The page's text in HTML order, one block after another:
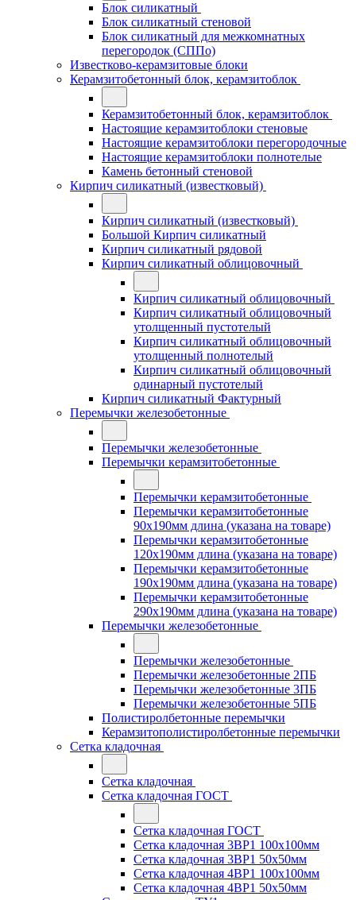
Блок силикатный
Блок силикатный стеновой
Блок силикатный для межкомнатных
перегородок (СППо)
Известково-керамзитовые блоки
Керамзитобетонный блок, керамзитоблок
Керамзитобетонный блок, керамзитоблок
Настоящие керамзитоблоки стеновые
Настоящие керамзитоблоки перегородочные
Настоящие керамзитоблоки полнотелые
Камень бетонный стеновой
Кирпич силикатный (известковый)
Кирпич силикатный (известковый)
Большой Кирпич силикатный
Кирпич силикатный рядовой
Кирпич силикатный облицовочный
Кирпич силикатный облицовочный
Кирпич силикатный облицовочный
утолщенный пустотелый
Кирпич силикатный облицовочный
утолщенный полнотелый
Кирпич силикатный облицовочный
одинарный пустотелый
Кирпич силикатный Фактурный
Перемычки железобетонные
Перемычки железобетонные
Перемычки керамзитобетонные
Перемычки керамзитобетонные
Перемычки керамзитобетонные
90x190мм длина (указана на товаре)
Перемычки керамзитобетонные
120x190мм длина (указана на товаре)
Перемычки керамзитобетонные
190x190мм длина (указана на товаре)
Перемычки керамзитобетонные
290x190мм длина (указана на товаре)
Перемычки железобетонные
Перемычки железобетонные
Перемычки железобетонные 2ПБ
Перемычки железобетонные 3ПБ
Перемычки железобетонные 5ПБ
Полистиролбетонные перемычки
Керамзитополистиролбетонные перемычки
Сетка кладочная
Сетка кладочная
Сетка кладочная ГОСТ
Сетка кладочная ГОСТ
Сетка кладочная 3ВР1 100x100мм
Сетка кладочная 3ВР1 50x50мм
Сетка кладочная 4ВР1 100x100мм
Сетка кладочная 4ВР1 50x50мм